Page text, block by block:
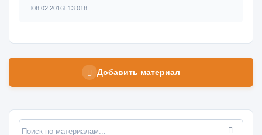
08.02.2016 13 018
Добавить материал